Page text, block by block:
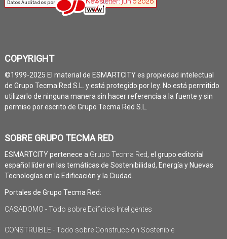
COPYRIGHT
©1999-2025 El material de ESMARTCITY es propiedad intelectual
de Grupo Tecma Red S.L. y está protegido por ley. No está permitido
utilizarlo de ninguna manera sin hacer referencia a la fuente y sin
permiso por escrito de Grupo Tecma Red S.L.
SOBRE GRUPO TECMA RED
ESMARTCITY pertenece a Grupo Tecma Red, el grupo editorial
español líder en las temáticas de Sostenibilidad, Energía y Nuevas
Tecnologías en la Edificación y la Ciudad.
Portales de Grupo Tecma Red:
CASADOMO - Todo sobre Edificios Inteligentes
CONSTRUIBLE - Todo sobre Construcción Sostenible